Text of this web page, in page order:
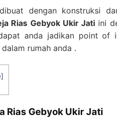
dengan konstruksi
Rias Gebyok Ukir Jati ini
anda jadikan point of
rumah anda .
]
Rias Gebyok Ukir Jati